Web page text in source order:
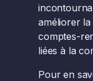
améliorer
comptes-
liées à la
Pour en